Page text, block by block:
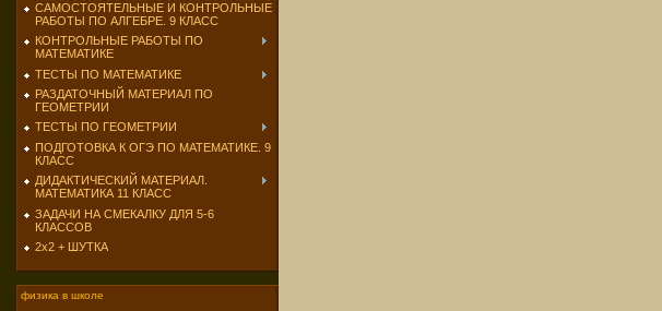
САМОСТОЯТЕЛЬНЫЕ И КОНТРОЛЬНЫЕ
РАБОТЫ ПО АЛГЕБРЕ. 9 КЛАСС
КОНТРОЛЬНЫЕ РАБОТЫ ПО
МАТЕМАТИКЕ
ТЕСТЫ ПО МАТЕМАТИКЕ
РАЗДАТОЧНЫЙ МАТЕРИАЛ ПО
ГЕОМЕТРИИ
ТЕСТЫ ПО ГЕОМЕТРИИ
ПОДГОТОВКА К ОГЭ ПО МАТЕМАТИКЕ. 9
КЛАСС
ДИДАКТИЧЕСКИЙ МАТЕРИАЛ.
МАТЕМАТИКА 11 КЛАСС
ЗАДАЧИ НА СМЕКАЛКУ ДЛЯ 5-6
КЛАССОВ
2х2 + ШУТКА
физика в школе